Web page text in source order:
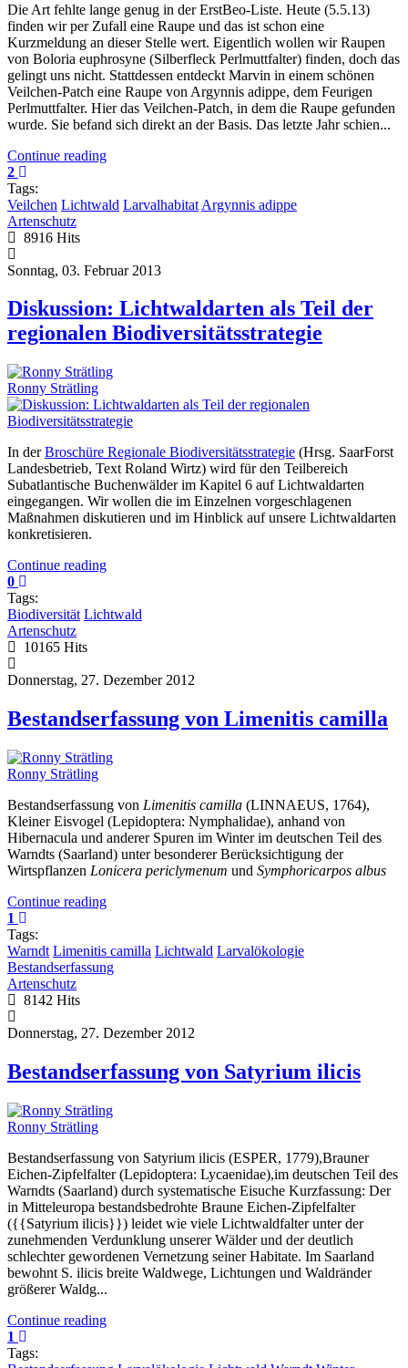
Die Art fehlte lange genug in der ErstBeo-Liste. Heute (5.5.13)
finden wir per Zufall eine Raupe und das ist schon eine
Kurzmeldung an dieser Stelle wert. Eigentlich wollen wir Raupen
von Boloria euphrosyne (Silberfleck Perlmuttfalter) finden, doch das
gelingt uns nicht. Stattdessen entdeckt Marvin in einem schönen
Veilchen-Patch eine Raupe von Argynnis adippe, dem Feurigen
Perlmuttfalter. Hier das Veilchen-Patch, in dem die Raupe gefunden
wurde. Sie befand sich direkt an der Basis. Das letzte Jahr schien...
Continue reading
2
Tags:
Veilchen Lichtwald Larvalhabitat Argynnis adippe
Artenschutz
8916 Hits
Sonntag, 03. Februar 2013
Diskussion: Lichtwaldarten als Teil der
regionalen Biodiversitätsstrategie
Ronny Strätling
In derBroschüre Regionale Biodiversitätsstrategie (Hrsg. SaarForst
Landesbetrieb, Text Roland Wirtz) wird für den Teilbereich
Subatlantische Buchenwälder im Kapitel 6 auf Lichtwaldarten
eingegangen. Wir wollen die im Einzelnen vorgeschlagenen
Maßnahmen diskutieren und im Hinblick auf unsere Lichtwaldarten
konkretisieren.
Continue reading
0
Tags:
Biodiversität Lichtwald
Artenschutz
10165 Hits
Donnerstag, 27. Dezember 2012
Bestandserfassung von Limenitis camilla
Ronny Strätling
Bestandserfassung von Limenitis camilla (LINNAEUS, 1764),
Kleiner Eisvogel (Lepidoptera: Nymphalidae), anhand von
Hibernacula und anderer Spuren im Winter im deutschen Teil des
Warndts (Saarland) unter besonderer Berücksichtigung der
Wirtspflanzen Lonicera periclymenum und Symphoricarpos albus
Continue reading
1
Tags:
Warndt Limenitis camilla Lichtwald Larvalökologie
Bestandserfassung
Artenschutz
8142 Hits
Donnerstag, 27. Dezember 2012
Bestandserfassung von Satyrium ilicis
Ronny Strätling
Bestandserfassung von Satyrium ilicis (ESPER, 1779),Brauner
Eichen-Zipfelfalter (Lepidoptera: Lycaenidae),im deutschen Teil des
Warndts (Saarland) durch systematische Eisuche Kurzfassung: Der
in Mitteleuropa bestandsbedrohte Braune Eichen-Zipfelfalter
({{Satyrium ilicis}}) leidet wie viele Lichtwaldfalter unter der
zunehmenden Verdunklung unserer Wälder und der deutlich
schlechter gewordenen Vernetzung seiner Habitate. Im Saarland
bewohnt S. ilicis breite Waldwege, Lichtungen und Waldränder
größerer Waldg...
Continue reading
1
Tags: